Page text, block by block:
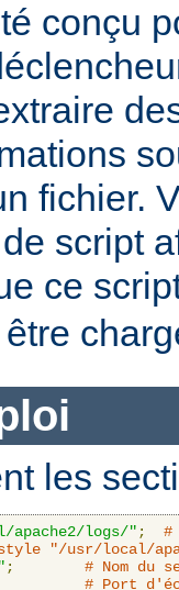
conçu
fichier.
script
ce
les
logs/" ;
#
"/usr/local/
;
# Nom du
# Port